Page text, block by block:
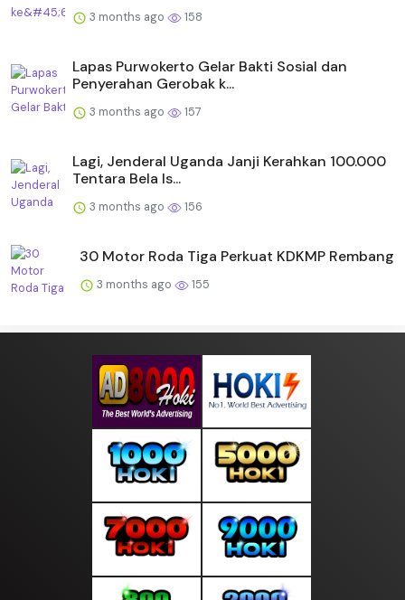
3 months ago 158
Lapas Purwokerto Gelar Bakti Sosial dan
Penyerahan Gerobak k...
3 months ago 157
Lagi, Jenderal Uganda Janji Kerahkan 100.000
Tentara Bela Is...
3 months ago 156
30 Motor Roda Tiga Perkuat KDKMP Rembang
3 months ago 155